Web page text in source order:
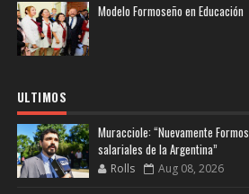
Modelo Formoseño en Educación
ULTIMOS
Muracciole: “Nuevamente
salariales de la Argentina”
Rolls Aug 08, 2026